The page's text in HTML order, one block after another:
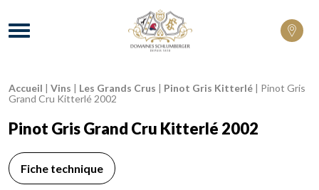
Domaines Schlumberger Vignerons
Menu
Fil d'Ariane :
Accueil | Vins | Les Grands Crus | Pinot Gris Kitterlé | Pinot Gris
Grand Cru Kitterlé 2002
Pinot Gris Grand Cru Kitterlé 2002
Fiche technique